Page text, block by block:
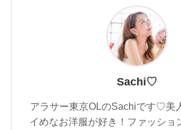
Sachi♡
アラサー東京OLのSachiです♡美
イめなお洋服が好き！ファッショ